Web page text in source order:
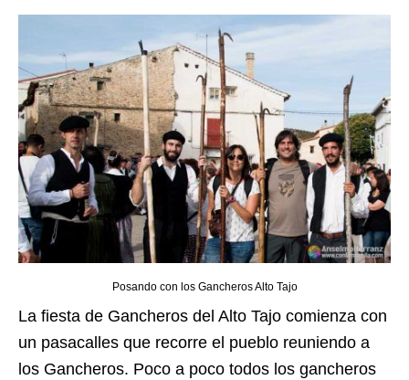
Posando con los Gancheros Alto Tajo
La fiesta de Gancheros del Alto Tajo comienza con
un pasacalles que recorre el pueblo reuniendo a
los Gancheros. Poco a poco todos los gancheros